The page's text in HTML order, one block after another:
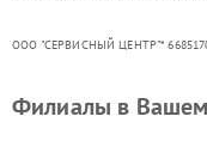
ООО "СЕРВИСНЫЙ ЦЕНТР"*
Филиалы в